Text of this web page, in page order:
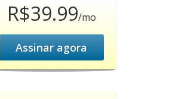
R$39.99/mo
Assinar agora